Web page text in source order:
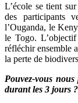
L’école se tient
des participants
l’Ouganda, le
le Togo.
réfléchir ensemble
la perte de
Pouvez-vous
durant les 3 jours ?